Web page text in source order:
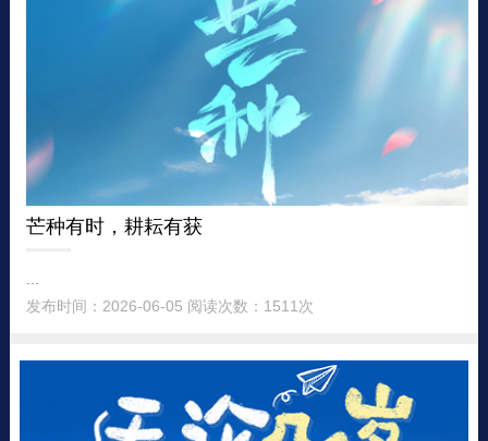
芒种有时，耕耘有获
发布时间：2026-06-05 阅读次数：1511次